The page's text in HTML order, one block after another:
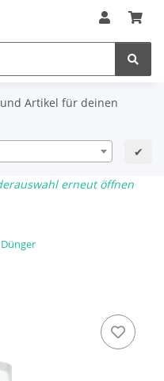
Artikel für deinen
✔
erneut öffnen